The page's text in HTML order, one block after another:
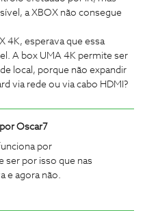
a XBOX não consegue
4K, esperava que essa
A box UMA 4K permite ser
local, porque não expandir
via rede ou via cabo HDMI?
Oscar7
por
ser por isso que nas
e agora não.